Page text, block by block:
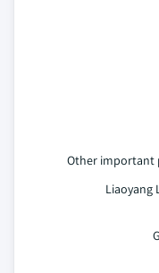
Other important
Liaoyang